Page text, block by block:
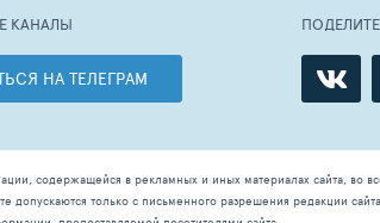
КАНАЛЫ
НА ТЕЛЕГРАМ
содержащейся в рекламных и иных материалах сайта, во
только с письменного разрешения редакции